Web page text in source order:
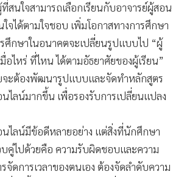
นใจสามารถเลือกเรียนกับอาจารย์ผู้สอน
จได้ตามใจชอบ เพิ่มโอกาสทางการศึกษา
ศึกษาในอนาคตจะเปลี่ยนรูปแบบไป “ผู้
อไหร่ ที่ไหน ได้ตามอัธยาศัยของผู้เรียน”
จะต้องพัฒนารูปแบบและจัดทำหลักสูตร
ไลน์มากขึ้น เพื่อรองรับการเปลี่ยนแปลง
นไลน์มีข้อดีหลายอย่าง แต่สิ่งที่นักศึกษา
คู่ไปด้วยคือ ความรับผิดชอบและความ
รจัดการเวลาของตนเอง ต้องจัดลำดับความ